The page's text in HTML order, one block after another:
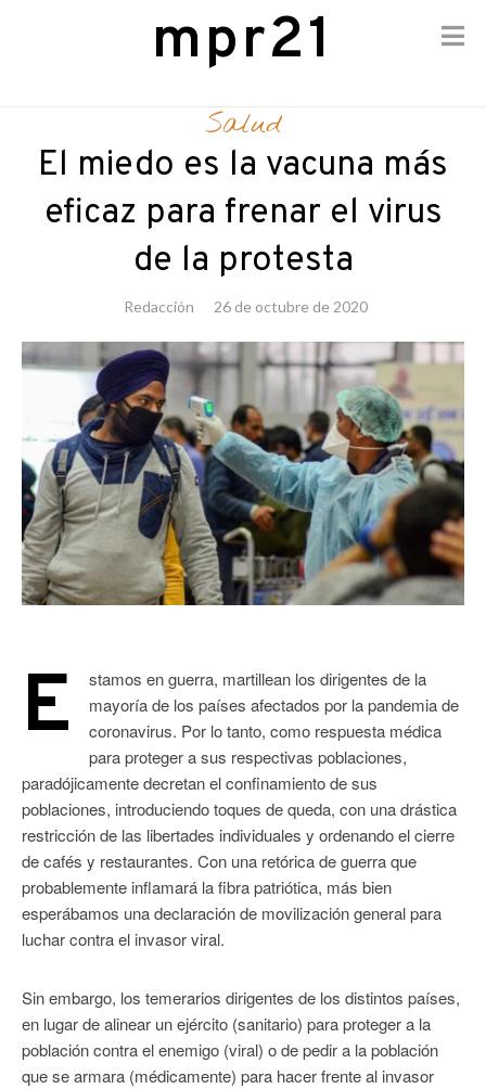
content
mpr21
Salud
El miedo es la vacuna más
eficaz para frenar el virus
de la protesta
Redacción 26 de octubre de 2020
E
stamos en guerra, martillean los dirigentes de la
mayoría de los países afectados por la pandemia de
coronavirus. Por lo tanto, como respuesta médica
para proteger a sus respectivas poblaciones,
paradójicamente decretan el confinamiento de sus
poblaciones, introduciendo toques de queda, con una drástica
restricción de las libertades individuales y ordenando el cierre
de cafés y restaurantes. Con una retórica de guerra que
probablemente inflamará la fibra patriótica, más bien
esperábamos una declaración de movilización general para
luchar contra el invasor viral.
Sin embargo, los temerarios dirigentes de los distintos países,
en lugar de alinear un ejército (sanitario) para proteger a la
población contra el enemigo (viral) o de pedir a la población
que se armara (médicamente) para hacer frente al invasor